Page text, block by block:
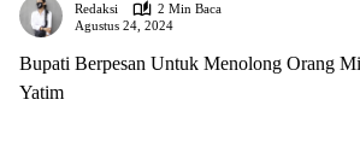
Redaksi
2 Min Baca
Agustus 24, 2024
Bupati Berpesan Untuk Menolong Orang
Yatim